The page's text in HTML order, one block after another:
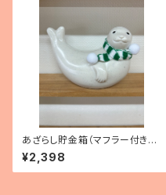
あざらし貯金箱（マフラー付き・
フィンランド製）
¥2,398